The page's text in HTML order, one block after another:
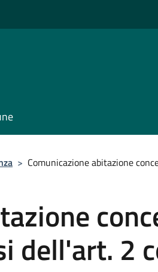
> Comunicazione abitazione
dell'art. 2